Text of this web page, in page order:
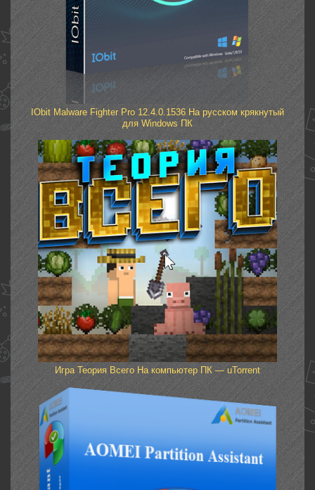
IObit Malware Fighter Pro 12.4.0.1536 На русском крякнутый
для Windows ПК
Игра Теория Всего На компьютер ПК — uTorrent